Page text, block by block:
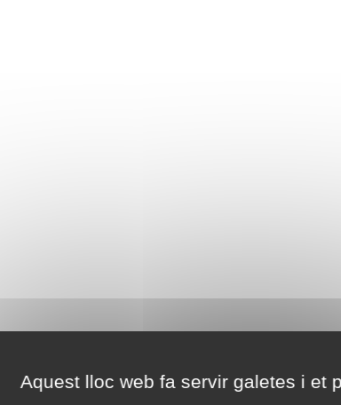
Aquest lloc web fa servir galetes i et